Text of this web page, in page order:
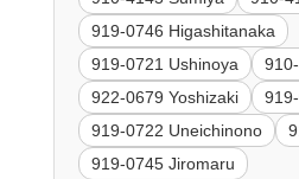
919-0746 Higashitanaka
919-0721 Ushinoya
922-0679 Yoshizaki
919-0722 Uneichinono
919-0745 Jiromaru